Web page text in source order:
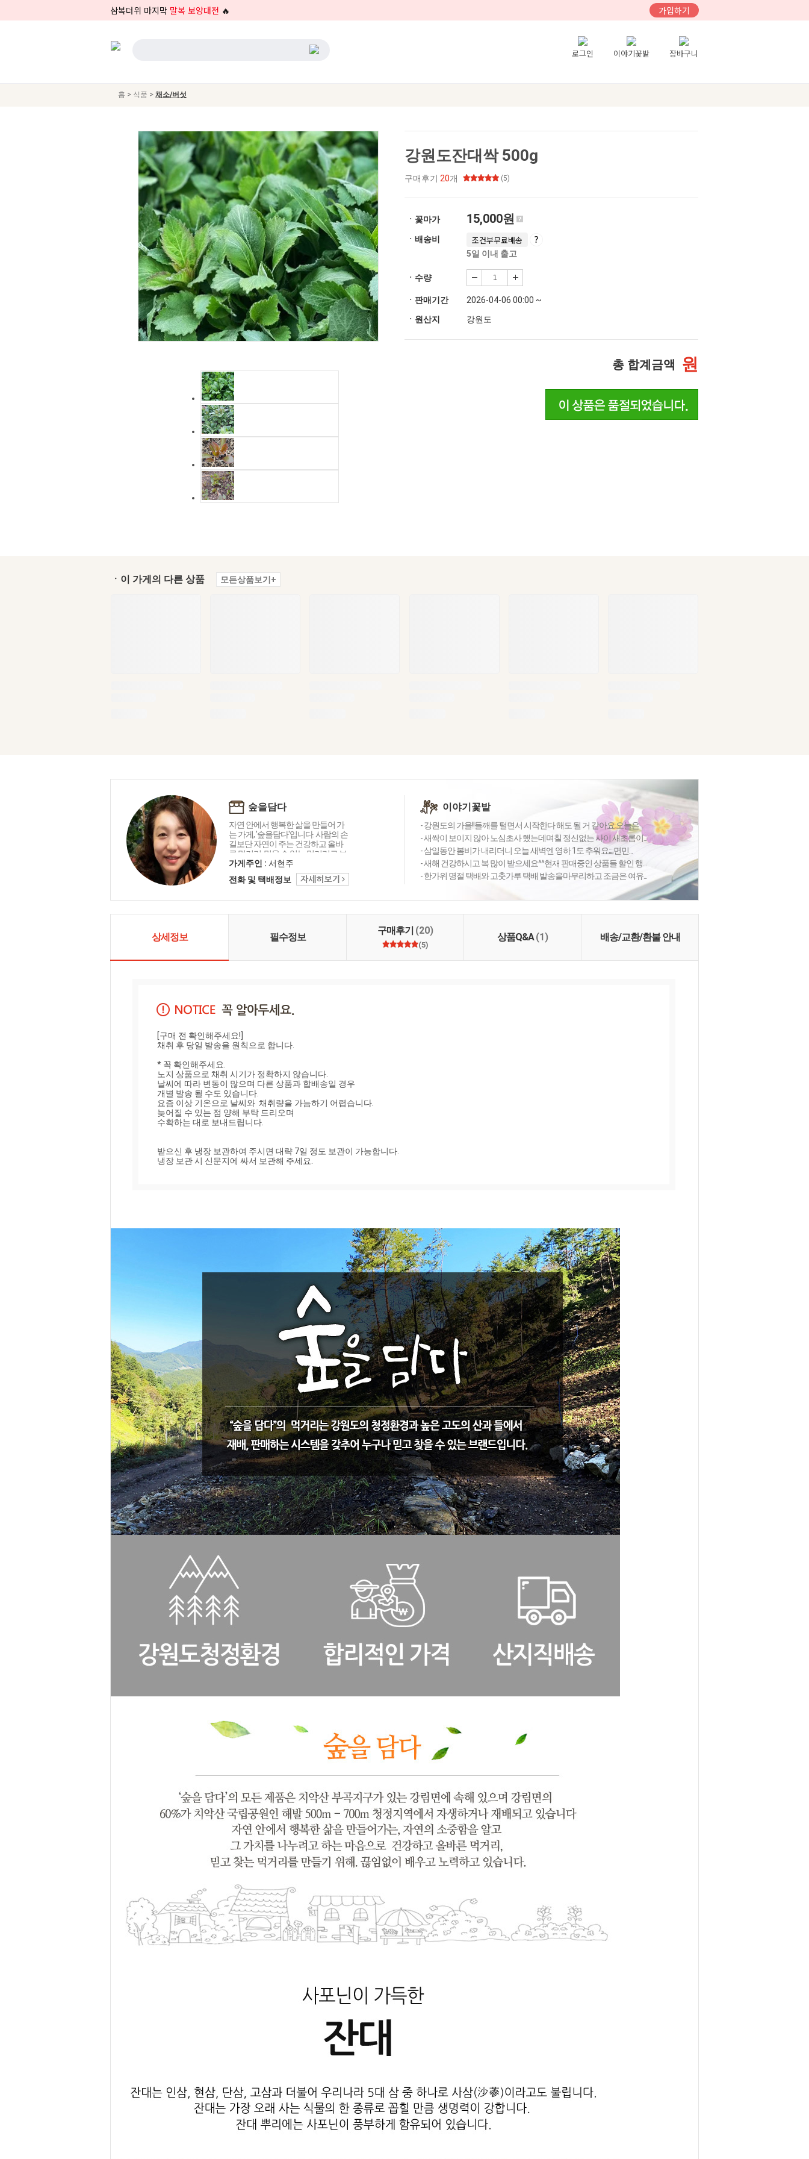
삼복더위 마지막 말복 보양대전 🔥 가입하기
로그인 이야기꽃밭 장바구니
홈 > 식품 > 채소/버섯
강원도잔대싹 500g
구매후기 20개 (5)
ㆍ꽃마가 15,000원
ㆍ배송비 조건부무료배송
5일 이내 출고
ㆍ수량
ㆍ판매기간
2026-04-06 00:00 ~
ㆍ원산지
강원도
총 합계금액 원
ㆍ이 가게의 다른 상품 모든상품보기+
숲을담다
자연 안에서 행복한 삶을 만들어 가
는 가게, '숲을담다'입니다. 사람의 손
길보단 자연이 주는 건강하고 올바
른 먹거리, 믿을 수 있는 먹거리로 보
답하겠습니다.
가게주인 : 서현주
전화 및 택배정보
이야기꽃밭
- 강원도의 가을!!들깨를 털면서 시작한다 해도 될 거 같아요.오늘은...
- 새싹이 보이지 않아 노심초사 했는데며칠 정신없는 사이 새초롬이...
- 삼일동안 봄비가 내리더니 오늘 새벽엔 영하 1도 추워요;;;;면민...
- 새해 건강하시고 복 많이 받으세요^^현재 판매중인 상품들 할인 행...
- 한가위 명절 택배와 고춧가루 택배 발송을마무리하고 조금은 여유...
상세정보 필수정보
구매후기 (20)
(5)
상품Q&A(1) 배송/교환/환불 안내
[구매 전 확인해주세요!]
채취 후 당일 발송을 원칙으로 합니다.
* 꼭 확인해주세요.
노지 상품으로 채취 시기가 정확하지 않습니다.
날씨에 따라 변동이 많으며 다른 상품과 합배송일 경우
개별 발송 될 수도 있습니다.
요즘 이상 기온으로 날씨와  채취량을 가늠하기 어렵습니다.
늦어질 수 있는 점 양해 부탁 드리오며
수확하는 대로 보내드립니다.
받으신 후 냉장 보관하여 주시면 대략 7일 정도 보관이 가능합니다.
냉장 보관 시 신문지에 싸서 보관해 주세요.